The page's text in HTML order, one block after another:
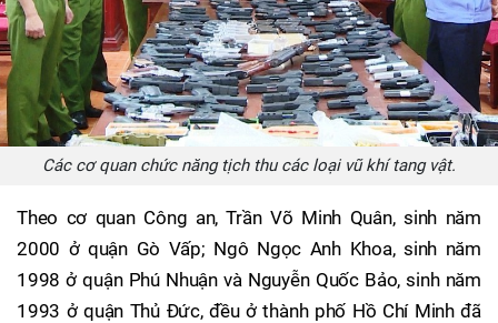
Các cơ quan chức năng tịch thu các loại vũ khí tang vật.
Theo cơ quan Công an, Trần Võ Minh Quân, sinh năm
2000 ở quận Gò Vấp; Ngô Ngọc Anh Khoa, sinh năm
1998 ở quận Phú Nhuận và Nguyễn Quốc Bảo, sinh năm
1993 ở quận Thủ Đức, đều ở thành phố Hồ Chí Minh đã